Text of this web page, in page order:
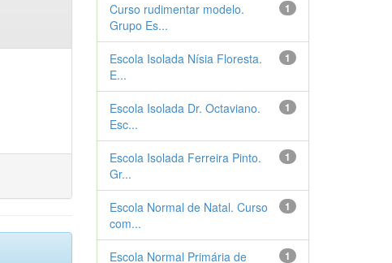
1
Curso rudimentar modelo.
Grupo Es...
1
Escola Isolada Nísia Floresta.
E...
1
Escola Isolada Dr. Octaviano.
Esc...
1
Escola Isolada Ferreira Pinto.
Gr...
1
Escola Normal de Natal. Curso
com...
1
Escola Normal Primária de